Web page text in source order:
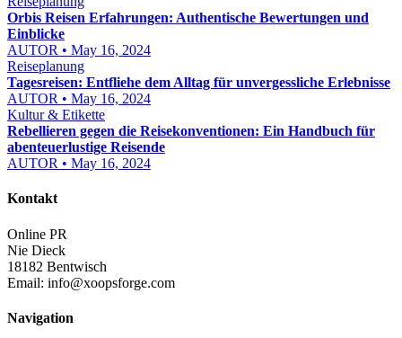
Orbis Reisen Erfahrungen: Authentische Bewertungen und
Einblicke
AUTOR • May 16, 2024
Reiseplanung
Tagesreisen: Entfliehe dem Alltag für unvergessliche Erlebnisse
AUTOR • May 16, 2024
Kultur & Etikette
Rebellieren gegen die Reisekonventionen: Ein Handbuch für
abenteuerlustige Reisende
AUTOR • May 16, 2024
Kontakt
Online PR
Nie Dieck
18182 Bentwisch
Email: info@xoopsforge.com
Navigation